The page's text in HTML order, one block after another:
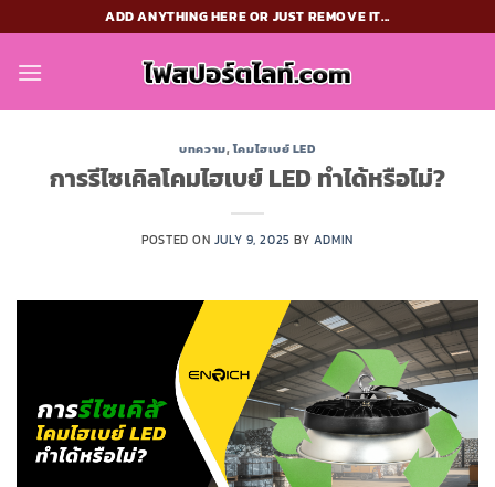
to
content
ADD ANYTHING HERE OR JUST REMOVE IT...
บทความ,โคมไฮเบย์ LED
การรีไซเคิลโคมไฮเบย์ LED ทำได้หรือไม่?
POSTED ON JULY 9, 2025 BY ADMIN